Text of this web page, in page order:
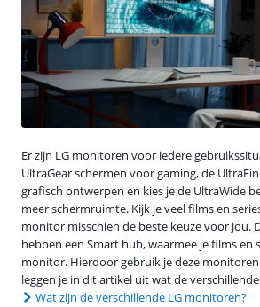
Er zijn LG monitoren voor iedere
UltraGear schermen voor gaming, de
grafisch ontwerpen en kies je de UltraWide
meer schermruimte. Kijk je veel films en
monitor misschien de beste keuze voor jou.
hebben een Smart hub, waarmee je films en
monitor. Hierdoor gebruik je deze monitoren
leggen je in dit artikel uit wat de
Wat zijn de verschillende LG monitoren?